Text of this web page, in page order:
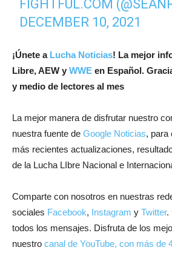
FIGHTFUL.COM
DECEMBER 10, 2021
¡Únete a Lucha Noticias! La mejor
Libre, AEW y WWE en Español.
y medio de lectores al mes
La mejor manera de disfrutar nuestro
nuestra fuente de Google Noticias, para
más recientes actualizaciones,
de la Lucha LIbre Nacional e
Comparte con nosotros en nuestras
sociales Facebook, Instagram y Twitter.
todos los mensajes. Disfruta de los
nuestro canal de YouTube, con más de